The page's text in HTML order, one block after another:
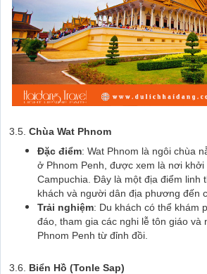
3.5. Chùa Wat Phnom
Đặc điểm: Wat Phnom là ngôi chùa
ở Phnom Penh, được xem là nơi
Campuchia. Đây là một địa điểm linh
khách và người dân địa phương đến
Trải nghiệm: Du khách có thể khám
đáo, tham gia các nghi lễ tôn giáo và
Phnom Penh từ đỉnh đồi.
3.6. Biển Hồ (Tonle Sap)